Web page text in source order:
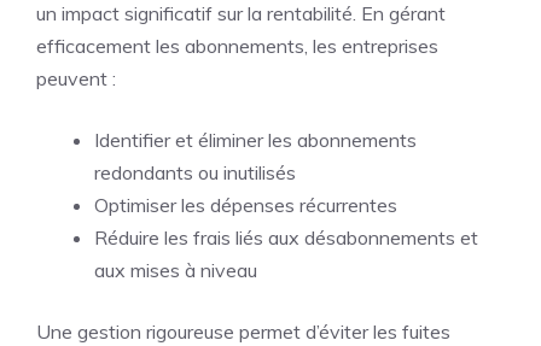
un impact significatif sur la rentabilité. En gérant
efficacement les abonnements, les entreprises
peuvent :
Identifier et éliminer les abonnements
redondants ou inutilisés
Optimiser les dépenses récurrentes
Réduire les frais liés aux désabonnements et
aux mises à niveau
Une gestion rigoureuse permet d’éviter les fuites